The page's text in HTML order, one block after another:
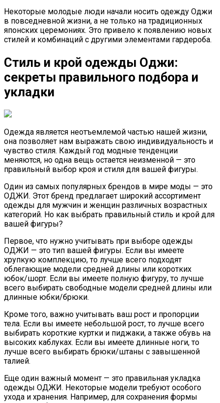
Некоторые молодые люди начали носить одежду Оджи
в повседневной жизни, а не только на традиционных
японских церемониях. Это привело к появлению новых
стилей и комбинаций с другими элементами гардероба.
Стиль и крой одежды Оджи:
секреты правильного подбора и
укладки
Одежда является неотъемлемой частью нашей жизни,
она позволяет нам выражать свою индивидуальность и
чувство стиля. Каждый год модные тенденции
меняются, но одна вещь остается неизменной — это
правильный выбор кроя и стиля для вашей фигуры.
Один из самых популярных брендов в мире моды — это
ОДЖИ. Этот бренд предлагает широкий ассортимент
одежды для мужчин и женщин различных возрастных
категорий. Но как выбрать правильный стиль и крой для
вашей фигуры?
Первое, что нужно учитывать при выборе одежды
ОДЖИ — это тип вашей фигуры. Если вы имеете
хрупкую комплекцию, то лучше всего подходят
облегающие модели средней длины или коротких
юбок/шорт. Если вы имеете полную фигуру, то лучше
всего выбирать свободные модели средней длины или
длинные юбки/брюки.
Кроме того, важно учитывать ваш рост и пропорции
тела. Если вы имеете небольшой рост, то лучше всего
выбирать короткие куртки и пиджаки, а также обувь на
высоких каблуках. Если вы имеете длинные ноги, то
лучше всего выбирать брюки/штаны с завышенной
талией.
Еще один важный момент — это правильная укладка
одежды ОДЖИ. Некоторые модели требуют особого
ухода и хранения. Например, для сохранения формы